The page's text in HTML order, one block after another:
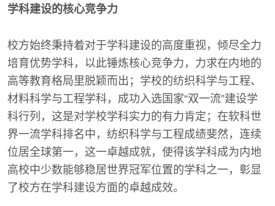
学科建设的核心竞争力
校方始终秉持着对于学科建设的高度重视，倾尽全力
培育优势学科，以此锤炼核心竞争力，力求在内地的
高等教育格局里脱颖而出；学校的纺织科学与工程、
材料科学与工程学科，成功入选国家“双一流”建设学
科行列，这是对学校学科实力的有力肯定；在软科世
界一流学科排名中，纺织科学与工程成绩斐然，连续
位居全球第一，这一卓越成就，使得该学科成为内地
高校中少数能够稳居世界冠军位置的学科之一，彰显
了校方在学科建设方面的卓越成效。